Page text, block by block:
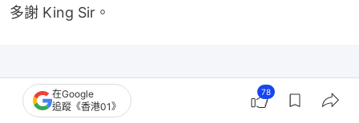
多謝 King Sir。
在Google
追蹤《香港01》
78